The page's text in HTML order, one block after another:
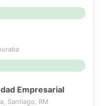
Empresarial
Santiago, RM